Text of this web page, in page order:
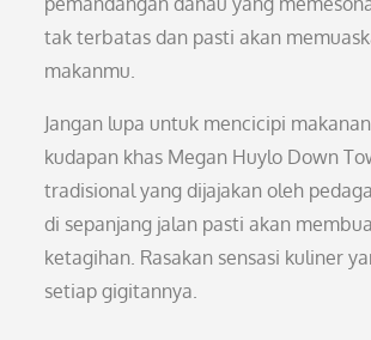
tak terbatas dan pasti akan
makanmu.
Jangan lupa untuk mencicipi
kudapan khas Megan Huylo Down
tradisional yang dijajakan oleh
di sepanjang jalan pasti akan
ketagihan. Rasakan sensasi kuliner
setiap gigitannya.